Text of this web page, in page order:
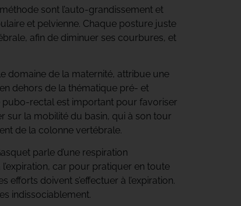
sont l’auto-grandissement et
et pelvienne. Chaque posture juste
afin de diminuer ses courbures, et
domaine de la maternité, attribue une
dehors de la thématique pré- et
rectal est important pour favoriser
sur la mobilité du basin, qui à son tour
de la colonne vertébrale.
parle d’une respiration
car pour pratiquer en toute
doivent s’effectuer à l’expiration.
indissociablement.